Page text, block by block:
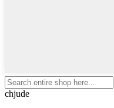
chjude